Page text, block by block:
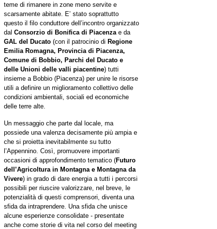
teme di rimanere in zone meno servite e
scarsamente abitate.
E’ stato soprattutto
questo il filo conduttore dell’incontro organizzato
dal Consorzio di Bonifica di Piacenza e da
GAL del Ducato (con il patrocinio di Regione
Emilia Romagna, Provincia di Piacenza,
Comune di Bobbio, Parchi del Ducato e
delle Unioni delle valli piacentine) tutti
insieme a Bobbio (Piacenza) per unire le risorse
utili a definire un miglioramento collettivo delle
condizioni ambientali, sociali ed economiche
delle terre alte.
Un messaggio che parte dal locale, ma
possiede una valenza decisamente più ampia e
che si proietta inevitabilmente su tutto
l’Appennino. Così, promuovere importanti
occasioni di approfondimento tematico (Futuro
dell’Agricoltura in Montagna e Montagna da
Vivere) in grado di dare energia a tutti i percorsi
possibili per riuscire valorizzare, nel breve, le
potenzialità di questi comprensori, diventa una
sfida da intraprendere. Una sfida che unisce
alcune esperienze consolidate - presentate
anche come storie di vita nel corso del meeting